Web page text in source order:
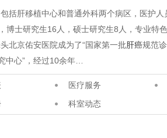
括肝移植中心和普通外科两个病区，医护人
博士研究生16人，硕士研究生8人，专业特
北京佑安医院成为了“国家第一批肝癌规范
中心”，经过10余年…
医疗服务
科室动态